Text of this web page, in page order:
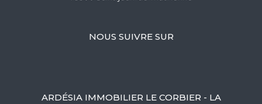
NOUS SUIVRE SUR
ARDÉSIA IMMOBILIER LE CORBIER - LA